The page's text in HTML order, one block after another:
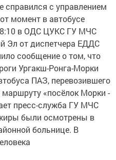
справился с управлением
момент в автобусе
в ОДС ЦУКС ГУ МЧС
Эл от диспетчера ЕДДС
сообщение о том, что
Ургакш-Ронга-Морки
ПАЗ, перевозившего
«посёлок Морки -
пресс-служба ГУ МЧС
были осмотрены в
больнице. В